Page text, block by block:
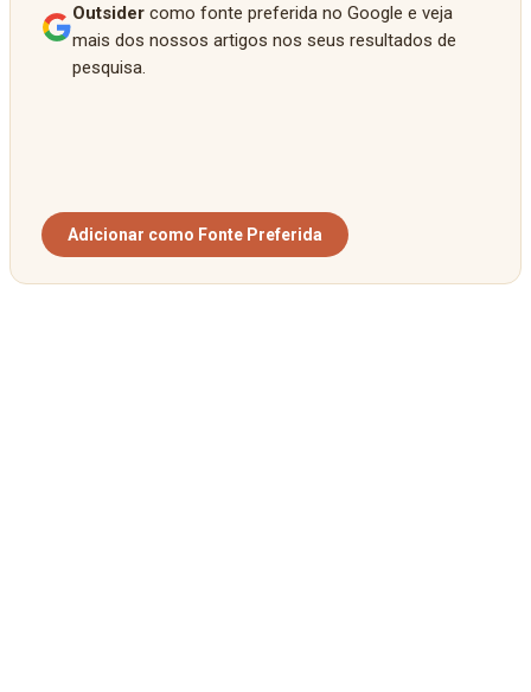
Outsider como fonte preferida no Google e veja
mais dos nossos artigos nos seus resultados de
pesquisa.
Adicionar como Fonte Preferida